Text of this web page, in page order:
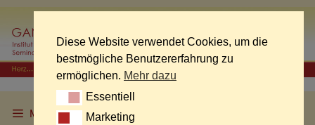
content
Menu
Diese Website verwendet Cookies, um die
bestmögliche Benutzererfahrung zu
ermöglichen. Mehr dazu
EssentiellEssentiell
MarketingMarketing